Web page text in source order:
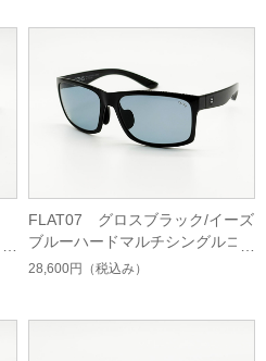
FLAT07 グロスブラック/イーズ
ブルーハードマルチシングルコ
ート
28,600円 （税込み）